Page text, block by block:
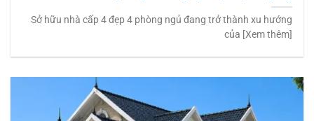
Sở hữu nhà cấp 4 đẹp 4 phòng ngủ đang trở thành xu hướng
của [Xem thêm]